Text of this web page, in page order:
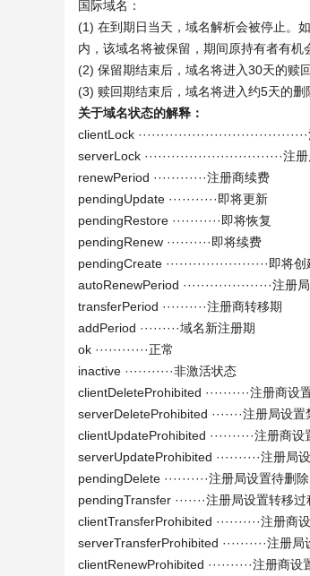
国际域名：
(1) 在到期日当天，域名解析会被停止。
内，该域名将被保留，期间原持有者有机
(2) 保留期结束后，域名将进入30天的赎
(3) 赎回期结束后，域名将进入约5天的删
关于域名状态的解释：
clientLock
serverLock ·······························注
renewPeriod ············注册商续费
pendingUpdate ···········即将更新
pendingRestore ···········即将恢复
pendingRenew ··········即将续费
pendingCreate ·······················即将
autoRenewPeriod ····················注册
transferPeriod ··········注册商转移期
addPeriod ·········域名新注册期
ok ············正常
inactive ···········非激活状态
clientDeleteProhibited ··········注册商设
serverDeleteProhibited ·······注册局设
clientUpdateProhibited ··········注册商
serverUpdateProhibited ··········注册局
pendingDelete ··········注册局设置待删除
pendingTransfer ·······注册局设置转移过
clientTransferProhibited ··········注册商
serverTransferProhibited ··········注册
clientRenewProhibited ··········注册商